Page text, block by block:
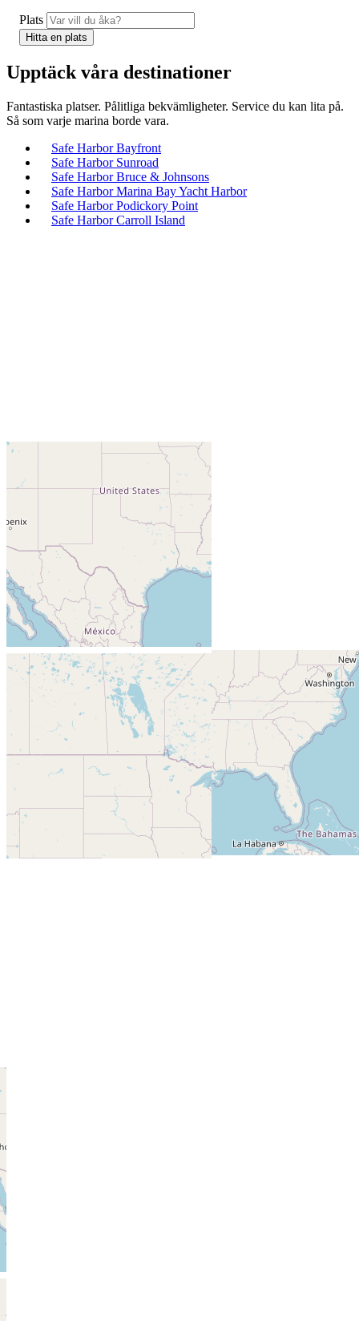
Plats
Upptäck våra destinationer
Fantastiska platser. Pålitliga bekvämligheter. Service du kan lita på.
Så som varje marina borde vara.
Safe Harbor Bayfront
Safe Harbor Sunroad
Safe Harbor Bruce & Johnsons
Safe Harbor Marina Bay Yacht Harbor
Safe Harbor Podickory Point
Safe Harbor Carroll Island